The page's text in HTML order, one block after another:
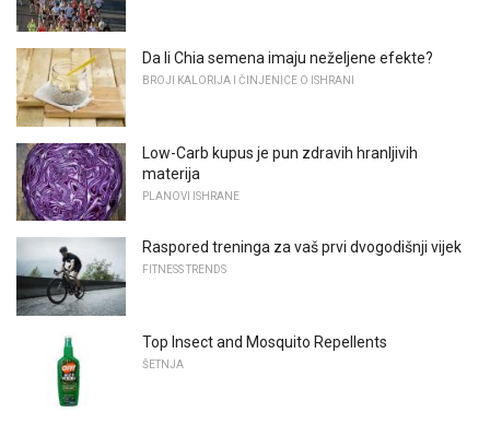
Da li Chia semena imaju neželjene efekte?
BROJI KALORIJA I ČINJENICE O ISHRANI
Low-Carb kupus je pun zdravih hranljivih
materija
PLANOVI ISHRANE
Raspored treninga za vaš prvi dvogodišnji vijek
FITNESS TRENDS
Top Insect and Mosquito Repellents
ŠETNJA